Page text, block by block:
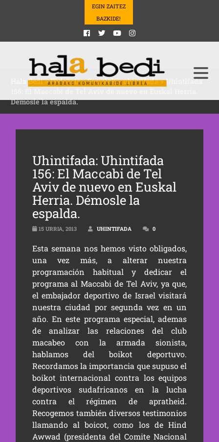
EGIN ZAITEZ
BAZKIDE!
Hala Bedi>Podcasts>Sozialak>uhintifada>Uhintifada
Démosle la espalda.
Uhintifada: Uhintifada
156: El Maccabi de Tel
Aviv de nuevo en Euskal
Herria. Démosle la
espalda.
15 URRIA, 2013 UHINTIFADA 0
Esta semana nos hemos visto obligados,
una vez más, a alterar nuestra
programación habitual y dedicar el
programa al Maccabi de Tel Aviv, ya que,
el embajador deportivo de Israel visitará
nuestra ciudad por segunda vez en un
año. En este programa especial, ademas
de analizar las relaciones del club
macabeo con la armada sionista,
hablamos del boikot deportuvo.
Recordamos la importancia que supuso el
boikot internacional contra los equipos
deportivos sudafricanos en la lucha
contra el régimen de apratheid.
Recogemos también diversos testimonios
llamando al boicot, como los de Hind
Awwad (presidenta del Comite Nacional